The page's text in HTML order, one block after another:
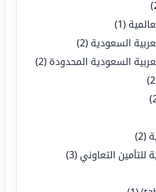
(1)
السعودية (2)
السعودية المحدودة (2)
(2)
للتأمين التعاوني (3)